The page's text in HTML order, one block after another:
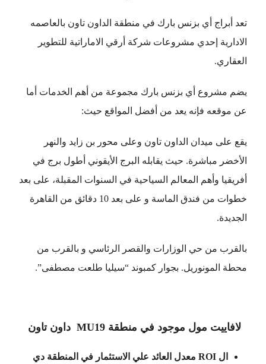
تعد أبراج أي بزنس بارك في منطقة الداون تاون بالعاصمه
الادارية إحدي مشروعات شركة أرقي الاماراتية للتطوير
العقاري.
يضم مشروع أي بزنس بارك مجموعة من أهم الخدمات أما
عن موقعه فإنه يعد من أفضل المواقع حيث:
يقع على ميدان الداون تاون وعلى محور بن زايد والنهر
الأخضر مباشرة. حيث يقابله البرج الأيقوني أطول برج في
أفريقيا وأهم المعالم السياحية في السنوات المقبلة، على بعد
خطوات من فندق الماسة و على بعد 10 دقائق من القاهرة
الجديدة.
بالقرب من حي الوزارات والقصر الرئاسي و بالقرب من
محطة المونوريل. بجوار كمبوند “سيليا طلعت مصطفى”.
لافاييت مول موجود في منطقة MU19 داون تاون
ال ROI معدل العائد علي الاستثمار في المنطقة دي